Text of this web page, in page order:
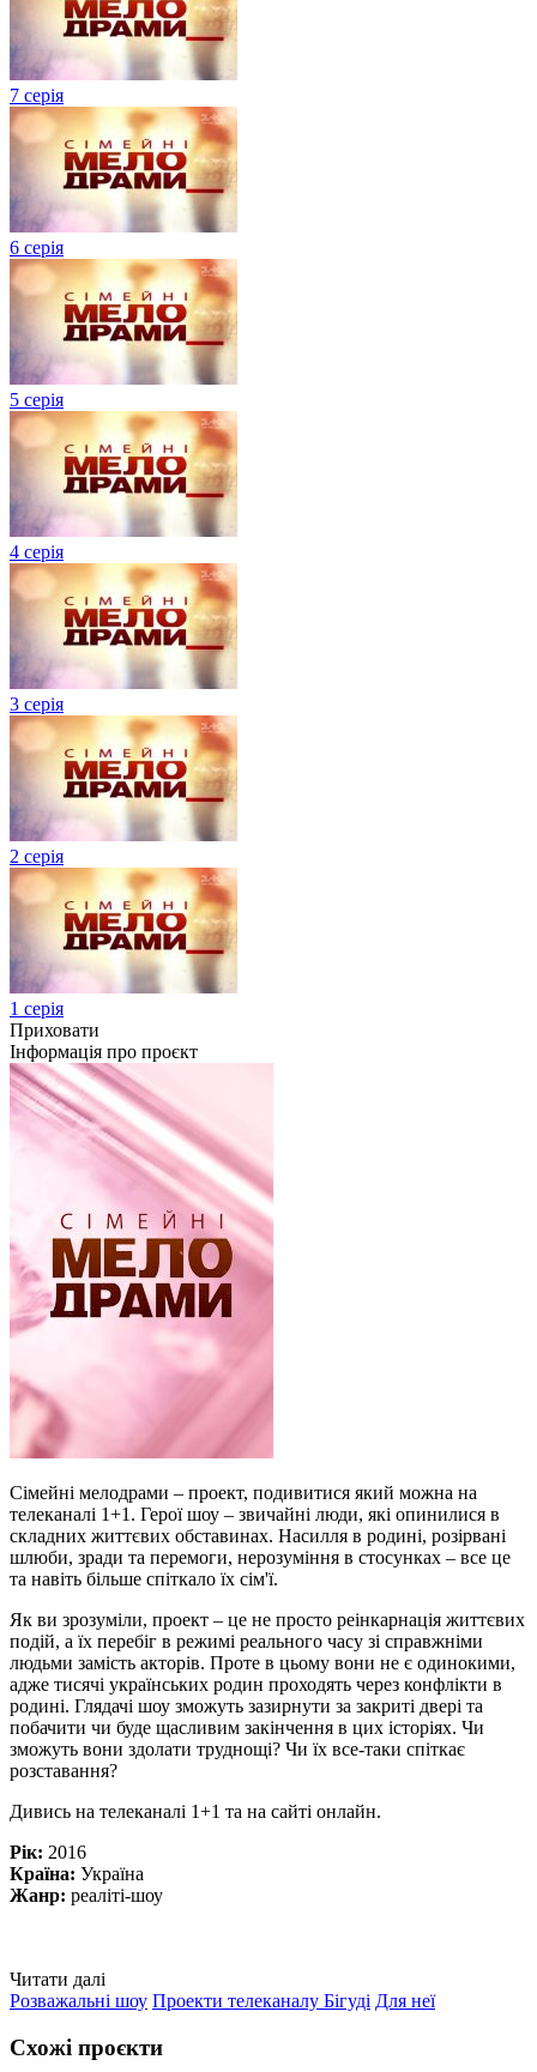
7 серія
6 серія
5 серія
4 серія
3 серія
2 серія
1 серія
Приховати
Інформація про проєкт
Сімейні мелодрами – проект, подивитися який можна на
телеканалі 1+1. Герої шоу – звичайні люди, які опинилися в
складних життєвих обставинах. Насилля в родині, розірвані
шлюби, зради та перемоги, нерозуміння в стосунках – все це
та навіть більше спіткало їх сім'ї.
Як ви зрозуміли, проект – це не просто реінкарнація життєвих
подій, а їх перебіг в режимі реального часу зі справжніми
людьми замість акторів. Проте в цьому вони не є одинокими,
адже тисячі українських родин проходять через конфлікти в
родині. Глядачі шоу зможуть зазирнути за закриті двері та
побачити чи буде щасливим закінчення в цих історіях. Чи
зможуть вони здолати труднощі? Чи їх все-таки спіткає
розставання?
Дивись на телеканалі 1+1 та на сайті онлайн.
Рік: 2016
Країна: Україна
Жанр: реаліті-шоу
Читати далі
Розважальні шоу Проекти телеканалу Бігуді Для неї
Схожі проєкти